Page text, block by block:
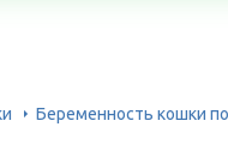
Беременность кошки